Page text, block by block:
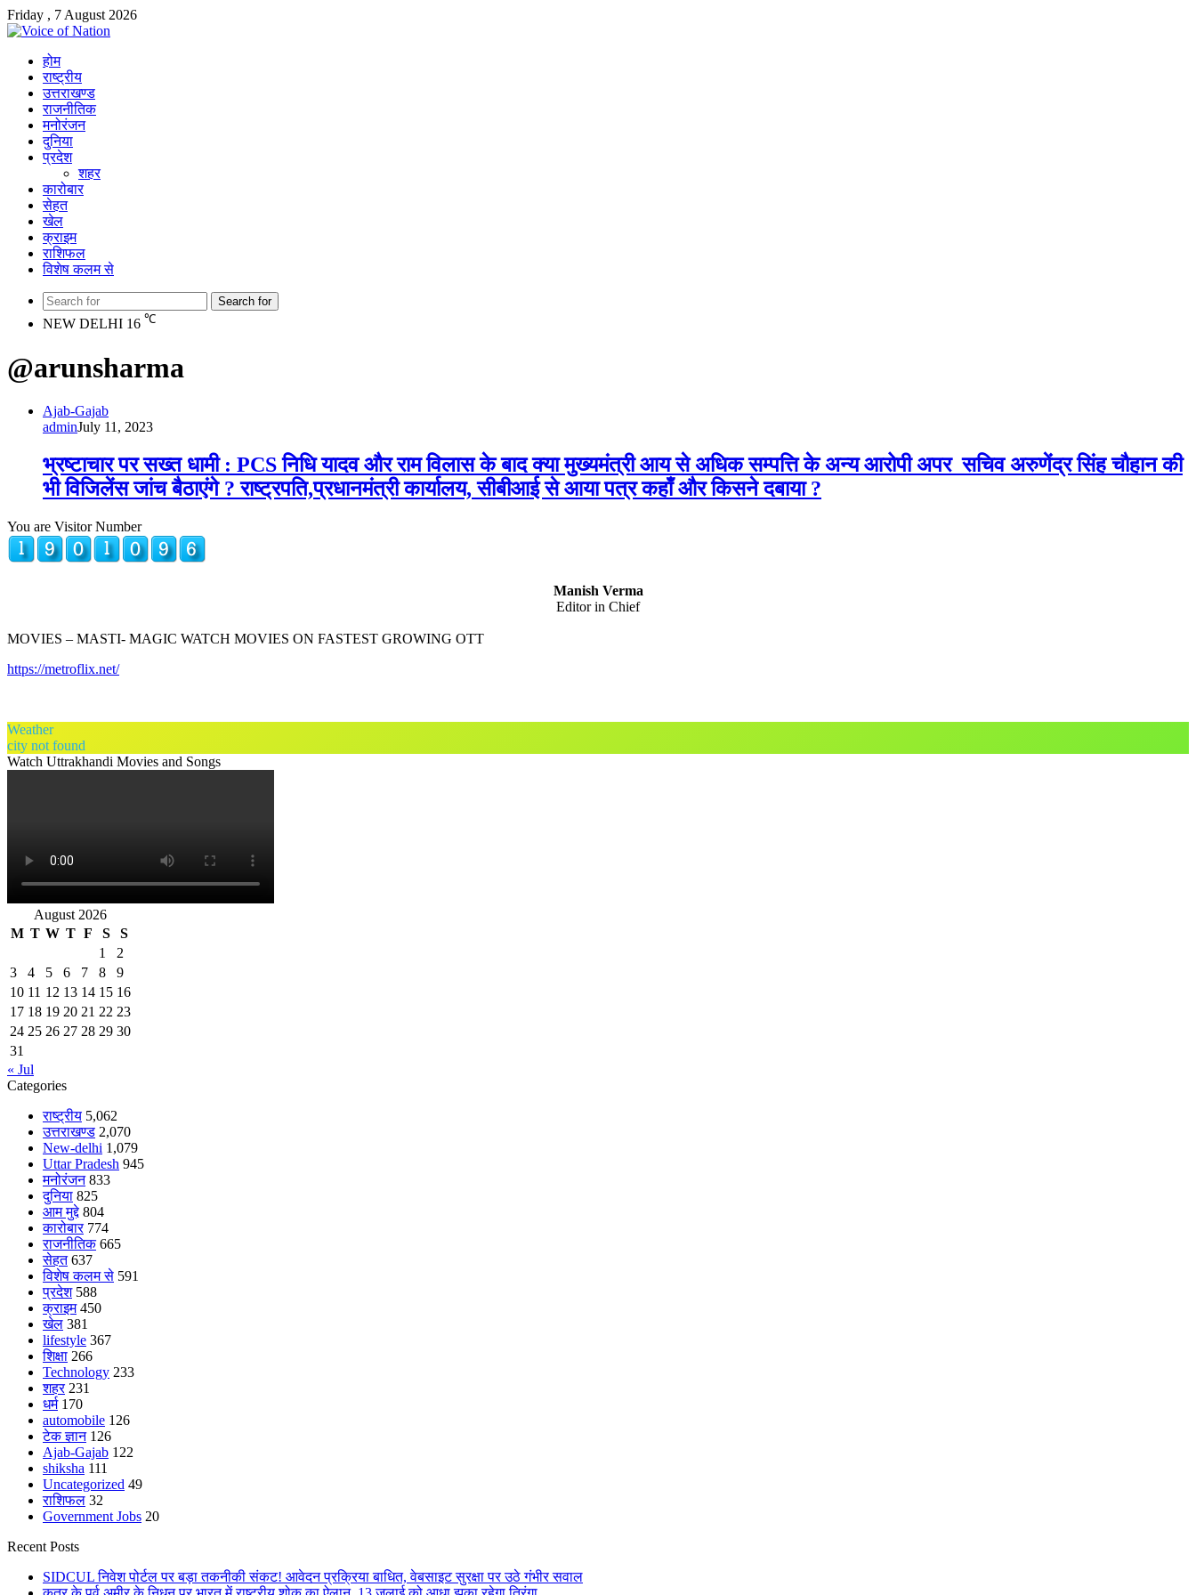
Friday , 7 August 2026
होम
राष्ट्रीय
उत्तराखण्ड
राजनीतिक
मनोरंजन
दुनिया
प्रदेश
शहर
कारोबार
सेहत
खेल
क्राइम
राशिफल
विशेष कलम से
Search for
NEW DELHI 16 ℃
@arunsharma
Ajab-Gajab
adminJuly 11, 2023
भ्रष्टाचार पर सख्त धामी : PCS निधि यादव और राम विलास के बाद क्या मुख्यमंत्री आय से अधिक सम्पत्ति के अन्य आरोपी अपर सचिव अरुणेंद्र सिंह चौहान की
भी विजिलेंस जांच बैठाएंगे ? राष्ट्रपति,प्रधानमंत्री कार्यालय, सीबीआई से आया पत्र कहाँ और किसने दबाया ?
You are Visitor Number
Manish Verma
Editor in Chief
MOVIES – MASTI- MAGIC WATCH MOVIES ON FASTEST GROWING OTT
https://metroflix.net/
Weather
city not found
Watch Uttrakhandi Movies and Songs
August 2026
M T W T F S
S
1
2
3
4 5 6 7 8
9
10 11 12 13 14 15 16
17 18 19 20 21 22 23
24 25 26 27 28 29 30
31
« Jul
Categories
राष्ट्रीय 5,062
उत्तराखण्ड 2,070
New-delhi 1,079
Uttar Pradesh 945
मनोरंजन 833
दुनिया 825
आम मुद्दे 804
कारोबार 774
राजनीतिक 665
सेहत 637
विशेष कलम से 591
प्रदेश 588
क्राइम 450
खेल 381
lifestyle 367
शिक्षा 266
Technology 233
शहर 231
धर्म 170
automobile 126
टेक ज्ञान 126
Ajab-Gajab 122
shiksha 111
Uncategorized 49
राशिफल 32
Government Jobs 20
Recent Posts
SIDCUL निवेश पोर्टल पर बड़ा तकनीकी संकट! आवेदन प्रक्रिया बाधित, वेबसाइट सुरक्षा पर उठे गंभीर सवाल